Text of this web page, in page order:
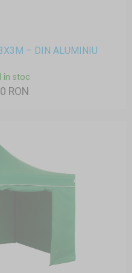
– DIN ALUMINIU
în stoc
RON